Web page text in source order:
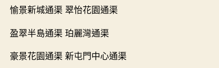
愉景新城通渠 翠怡花園通渠
盈翠半島通渠 珀麗灣通渠
豪景花園通渠 新屯門中心通渠